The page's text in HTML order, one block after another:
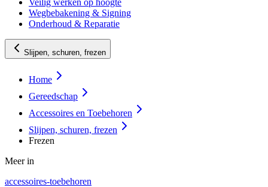
Veilig werken op hoogte
Wegbebakening & Signing
Onderhoud & Reparatie
Slijpen, schuren, frezen
Home
Gereedschap
Accessoires en Toebehoren
Slijpen, schuren, frezen
Frezen
Meer in
accessoires-toebehoren